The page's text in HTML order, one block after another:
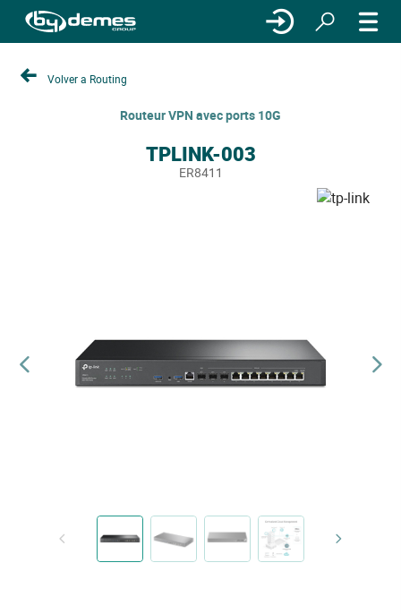
Volver a Routing
Routeur VPN avec ports 10G
TPLINK-003
ER8411